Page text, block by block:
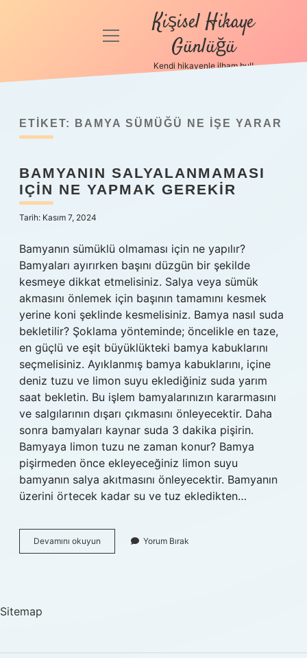
Anasayfa
Politikası
Hakkımızda
menüyü
Kişisel Hikaye
Günlüğü
Kendi hikayenle ilham bul!
ETIKET: BAMYA SÜMÜĞÜ NE IŞE YARAR
BAMYANIN SALYALANMAMASI
IÇIN NE YAPMAK GEREKIR
Tarih: Kasım 7, 2024
Bamyanın sümüklü olmaması için ne yapılır?
Bamyaları ayırırken başını düzgün bir şekilde
kesmeye dikkat etmelisiniz. Salya veya sümük
akmasını önlemek için başının tamamını kesmek
yerine koni şeklinde kesmelisiniz. Bamya nasıl suda
bekletilir? Şoklama yönteminde; öncelikle en taze,
en güçlü ve eşit büyüklükteki bamya kabuklarını
seçmelisiniz. Ayıklanmış bamya kabuklarını, içine
deniz tuzu ve limon suyu eklediğiniz suda yarım
saat bekletin. Bu işlem bamyalarınızın kararmasını
ve salgılarının dışarı çıkmasını önleyecektir. Daha
sonra bamyaları kaynar suda 3 dakika pişirin.
Bamyaya limon tuzu ne zaman konur? Bamya
pişirmeden önce ekleyeceğiniz limon suyu
bamyanın salya akıtmasını önleyecektir. Bamyanın
üzerini örtecek kadar su ve tuz ekledikten…
Devamını okuyun Bamyanın
Salyalanmaması
Yorum Bırak
Sitemap